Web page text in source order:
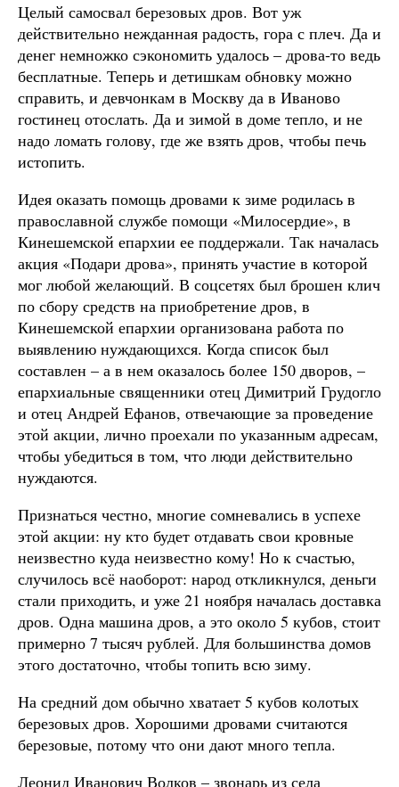
Целый самосвал березовых дров. Вот уж
действительно нежданная радость, гора с плеч. Да и
денег немножко сэкономить удалось – дрова-то ведь
бесплатные. Теперь и детишкам обновку можно
справить, и девчонкам в Москву да в Иваново
гостинец отослать. Да и зимой в доме тепло, и не
надо ломать голову, где же взять дров, чтобы печь
истопить.
Идея оказать помощь дровами к зиме родилась в
православной службе помощи «Милосердие», в
Кинешемской епархии ее поддержали. Так началась
акция «Подари дрова», принять участие в которой
мог любой желающий. В соцсетях был брошен клич
по сбору средств на приобретение дров, в
Кинешемской епархии организована работа по
выявлению нуждающихся. Когда список был
составлен – а в нем оказалось более 150 дворов, –
епархиальные священники отец Димитрий Грудогло
и отец Андрей Ефанов, отвечающие за проведение
этой акции, лично проехали по указанным адресам,
чтобы убедиться в том, что люди действительно
нуждаются.
Признаться честно, многие сомневались в успехе
этой акции: ну кто будет отдавать свои кровные
неизвестно куда неизвестно кому! Но к счастью,
случилось всё наоборот: народ откликнулся, деньги
стали приходить, и уже 21 ноября началась доставка
дров. Одна машина дров, а это около 5 кубов, стоит
примерно 7 тысяч рублей. Для большинства домов
этого достаточно, чтобы топить всю зиму.
На средний дом обычно хватает 5 кубов колотых
березовых дров. Хорошими дровами считаются
березовые, потому что они дают много тепла.
Леонид Иванович Волков – звонарь из села